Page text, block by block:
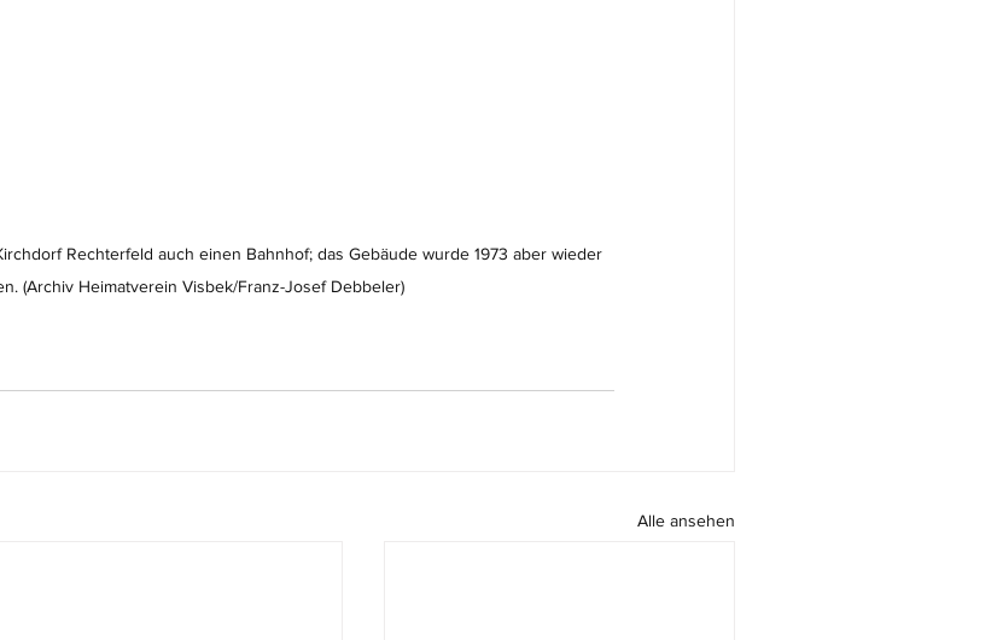
Rechterfeld auch einen Bahnhof; das Gebäude wurde 1973 aber wieder
(Archiv Heimatverein Visbek/Franz-Josef Debbeler)
Alle ansehen